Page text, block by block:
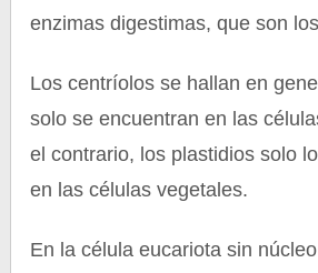
enzimas digestimas, que son
Los centríolos se hallan en
solo se encuentran en las
el contrario, los plastidios solo
en las células vegetales.
En la célula eucariota sin